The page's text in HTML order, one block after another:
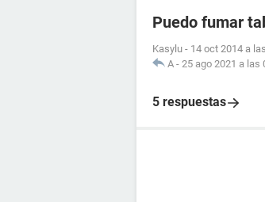
Puedo fumar
Kasylu - 14 oct 2014 a
A - 25 ago 2021 a las
5 respuestas